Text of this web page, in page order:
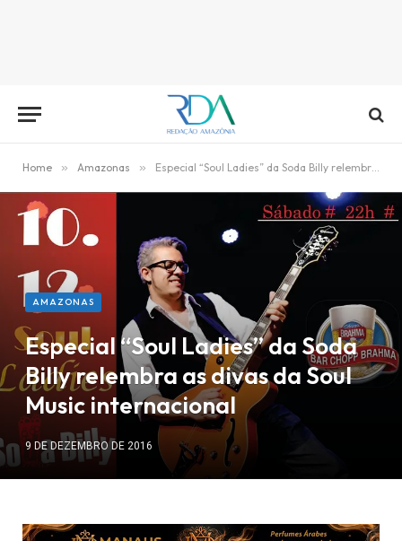
Home » Amazonas » Especial “Soul Ladies” da Soda Billy relembra as divas da Soul Music internacional
AMAZONAS
Especial “Soul Ladies” da Soda
Billy relembra as divas da Soul
Music internacional
9 DE DEZEMBRO DE 2016